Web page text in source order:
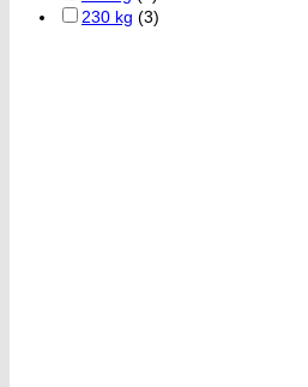
230 kg (3)